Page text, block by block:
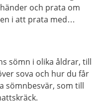
och prata om
i att prata med
sömn i olika åldrar, till
sova och hur du får
sömnbesvär, som till